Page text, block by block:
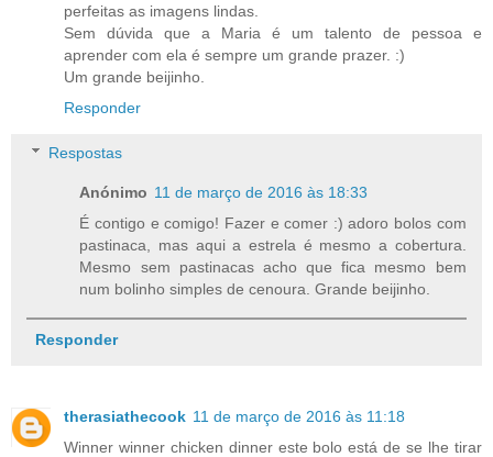
perfeitas as imagens lindas.
Sem dúvida que a Maria é um talento de pessoa e
aprender com ela é sempre um grande prazer. :)
Um grande beijinho.
Responder
Respostas
Anónimo 11 de março de 2016 às 18:33
É contigo e comigo! Fazer e comer :) adoro bolos com
pastinaca, mas aqui a estrela é mesmo a cobertura.
Mesmo sem pastinacas acho que fica mesmo bem
num bolinho simples de cenoura. Grande beijinho.
Responder
therasiathecook 11 de março de 2016 às 11:18
Winner winner chicken dinner este bolo está de se lhe tirar